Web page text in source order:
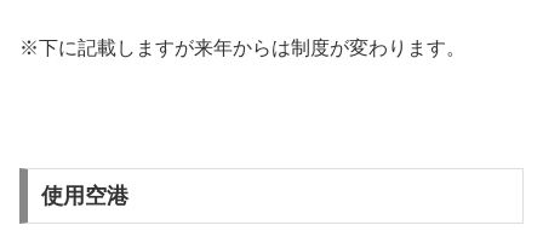
※下に記載しますが来年からは制度が変わります。
使用空港